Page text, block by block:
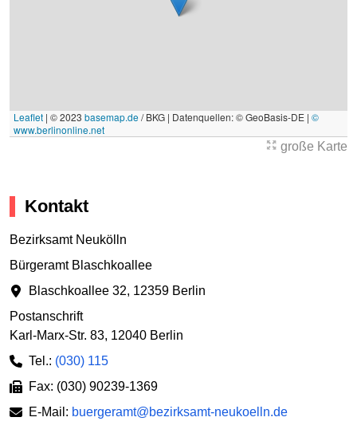
Leaflet | © 2023 basemap.de/ BKG | Datenquellen: © GeoBasis-DE | ©
www.berlinonline.net
große Karte
Kontakt
Bezirksamt Neukölln
Bürgeramt Blaschkoallee
Blaschkoallee 32, 12359 Berlin
Postanschrift
Karl-Marx-Str. 83, 12040 Berlin
Tel.: (030) 115
Fax: (030) 90239-1369
E-Mail: buergeramt@bezirksamt-neukoelln.de